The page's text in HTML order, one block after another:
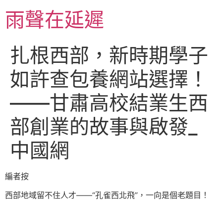
至
主雨聲在延遲
扎根西部，新時期學子
如許查包養網站選擇！
——甘肅高校結業生西
部創業的故事與啟發_
中國網
編者按
西部地域留不住人才——“孔雀西北飛”，一向是個老題目！